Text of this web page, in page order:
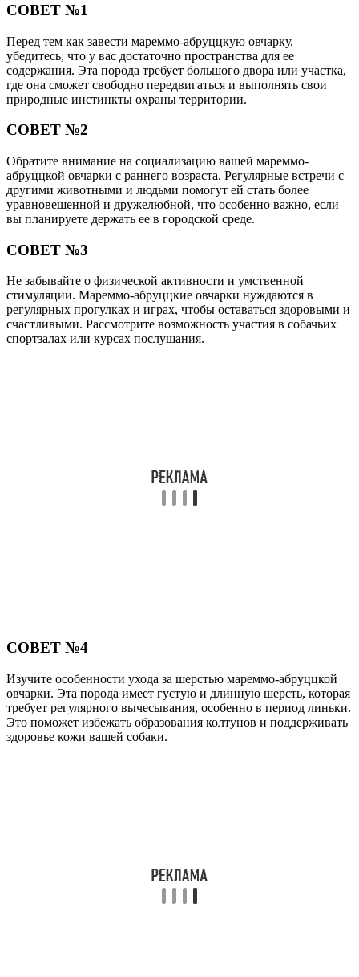
СОВЕТ №1
Перед тем как завести мареммо-абруццкую овчарку,
убедитесь, что у вас достаточно пространства для ее
содержания. Эта порода требует большого двора или участка,
где она сможет свободно передвигаться и выполнять свои
природные инстинкты охраны территории.
СОВЕТ №2
Обратите внимание на социализацию вашей мареммо-
абруццкой овчарки с раннего возраста. Регулярные встречи с
другими животными и людьми помогут ей стать более
уравновешенной и дружелюбной, что особенно важно, если
вы планируете держать ее в городской среде.
СОВЕТ №3
Не забывайте о физической активности и умственной
стимуляции. Мареммо-абруццкие овчарки нуждаются в
регулярных прогулках и играх, чтобы оставаться здоровыми и
счастливыми. Рассмотрите возможность участия в собачьих
спортзалах или курсах послушания.
СОВЕТ №4
Изучите особенности ухода за шерстью мареммо-абруццкой
овчарки. Эта порода имеет густую и длинную шерсть, которая
требует регулярного вычесывания, особенно в период линьки.
Это поможет избежать образования колтунов и поддерживать
здоровье кожи вашей собаки.